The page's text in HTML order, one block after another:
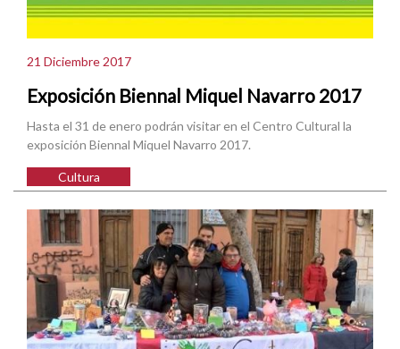
21 Diciembre 2017
Exposición Biennal Miquel Navarro 2017
Hasta el 31 de enero podrán visitar en el Centro Cultural la
exposición Biennal Miquel Navarro 2017.
Cultura